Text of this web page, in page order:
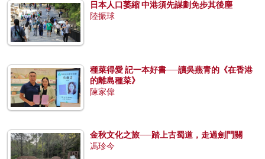
日本人口萎縮 中港須先謀劃免步其後塵
陸振球
種菜得愛 記一本好書──讀吳燕青的《在香港
的離島種菜》
陳家偉
金秋文化之旅──踏上古蜀道，走過劍門關
馮珍今